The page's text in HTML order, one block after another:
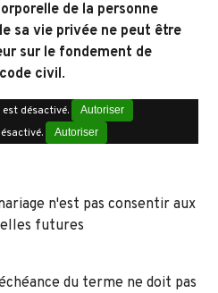
de la personne
sa vie privée ne peut être
sur le fondement de
civil.
désactivé. Autoriser
Autoriser
n'est pas consentir aux
futures
du terme ne doit pas